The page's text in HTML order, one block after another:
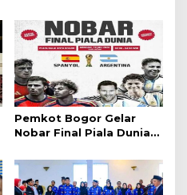
Pemkot Bogor Gelar
Nobar Final Piala Dunia